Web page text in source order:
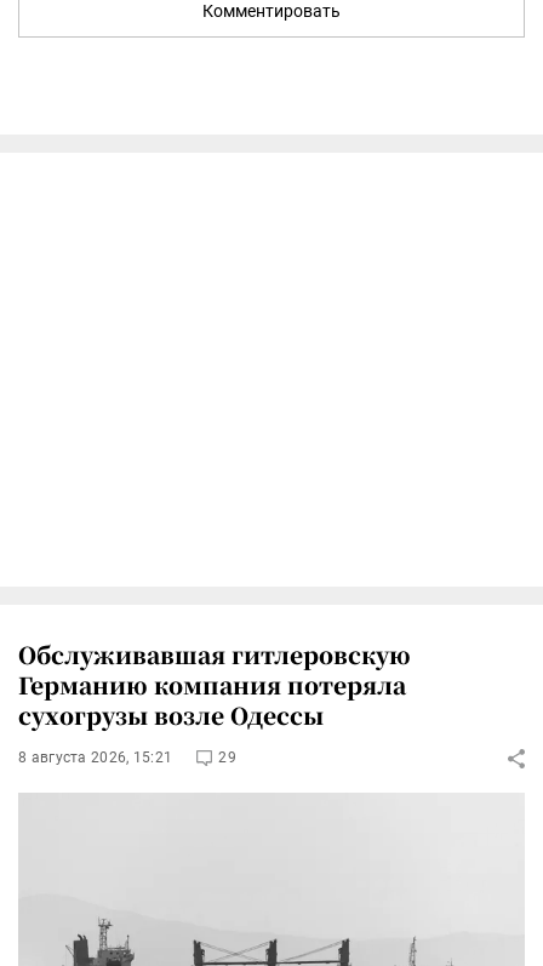
Комментировать
Обслуживавшая гитлеровскую
Германию компания потеряла
сухогрузы возле Одессы
8 августа 2026, 15:21 29